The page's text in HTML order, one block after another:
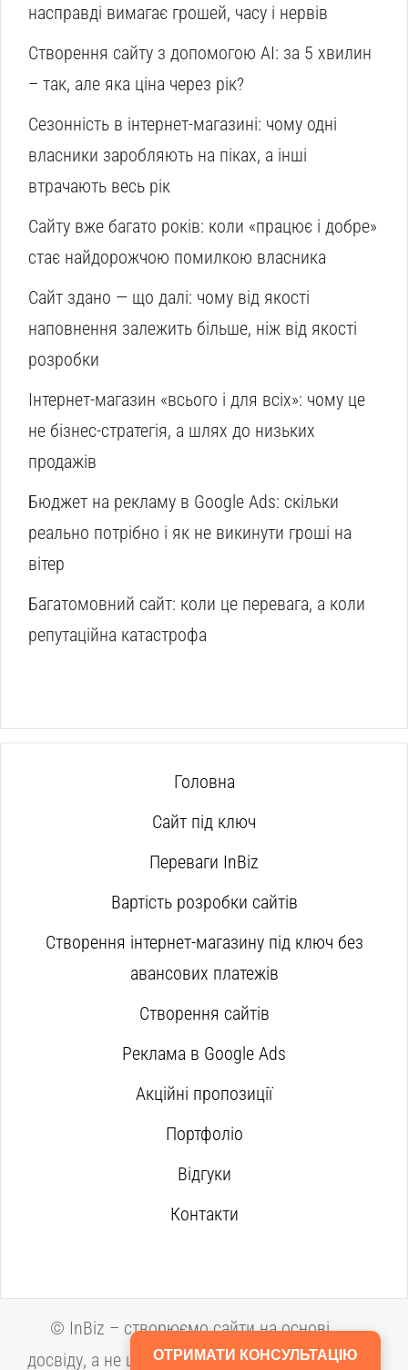
насправді вимагає грошей, часу і нервів
Створення сайту з допомогою AI: за 5 хвилин
– так, але яка ціна через рік?
Сезонність в інтернет-магазині: чому одні
власники заробляють на піках, а інші
втрачають весь рік
Сайту вже багато років: коли «працює і добре»
стає найдорожчою помилкою власника
Сайт здано — що далі: чому від якості
наповнення залежить більше, ніж від якості
розробки
Інтернет-магазин «всього і для всіх»: чому це
не бізнес-стратегія, а шлях до низьких
продажів
Бюджет на рекламу в Google Ads: скільки
реально потрібно і як не викинути гроші на
вітер
Багатомовний сайт: коли це перевага, а коли
репутаційна катастрофа
Головна
Сайт під ключ
Переваги InBiz
Вартість розробки сайтів
Створення інтернет-магазину під ключ без
авансових платежів
Створення сайтів
Реклама в Google Ads
Акційні пропозиції
Портфоліо
Відгуки
Контакти
ОТРИМАТИ КОНСУЛЬТАЦІЮ
© InBiz – створюємо сайти на основі
досвіду, а не шаблонів